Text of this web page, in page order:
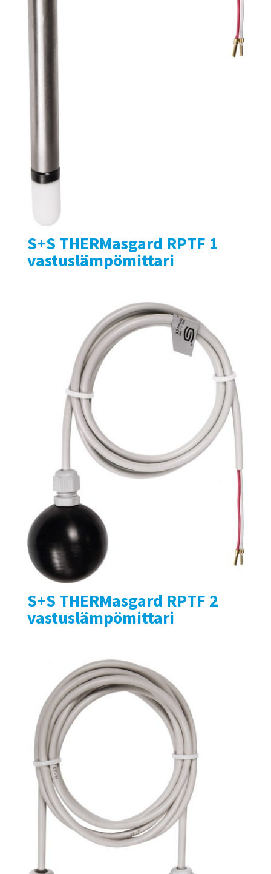
S+S THERMasgard RPTF 1
vastuslämpömittari
S+S THERMasgard RPTF 2
vastuslämpömittari